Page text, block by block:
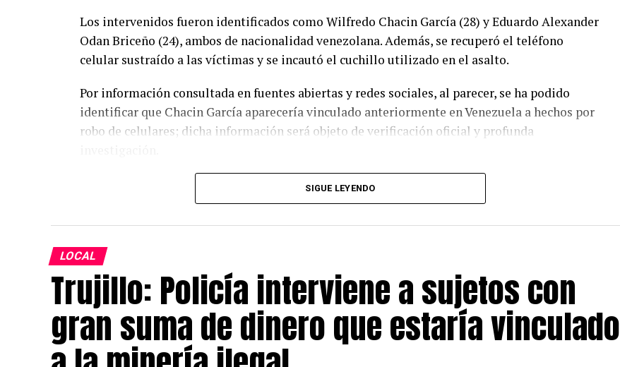
Los intervenidos fueron identificados como Wilfredo Chacin García (28) y Eduardo Alexander
Odan Briceño (24), ambos de nacionalidad venezolana. Además, se recuperó el teléfono
celular sustraído a las víctimas y se incautó el cuchillo utilizado en el asalto.
Por información consultada en fuentes abiertas y redes sociales, al parecer, se ha podido
identificar que Chacin García aparecería vinculado anteriormente en Venezuela a hechos por
robo de celulares; dicha información será objeto de verificación oficial y profunda
Los intervenidos fueron trasladados a la Comisaría de Chicama y puestos a disposición de la
Fiscalía Provincial Penal Corporativa de Ascope, para continuar todas las diligencias y
esclarecer su situación migratoria.
SIGUE LEYENDO
LOCAL
Trujillo: Policía interviene a sujetos con
gran suma de dinero que estaría vinculado